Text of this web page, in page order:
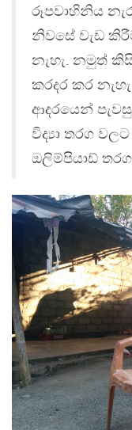
රූපවාහිනිය
නිවසේ වැඩ
නැහැ. නමුත්
කරදර කර
ආදරයෙන්
විද්‍යා තරග
ඔලිම්පියාඩ්